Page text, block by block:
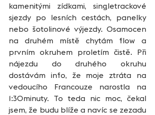
kamenitými zídkami, singletrackové
sjezdy po lesních cestách, panelky
nebo šotolinové výjezdy. Osamocen
na druhém místě chytám flow a
prvním okruhem proletím čistě. Při
nájezdu do druhého okruhu
dostávám info, že moje ztráta na
vedoucího Francouze narostla na
1:30minuty. To teda nic moc, čekal
jsem, že budu blíže a navíc se zezadu